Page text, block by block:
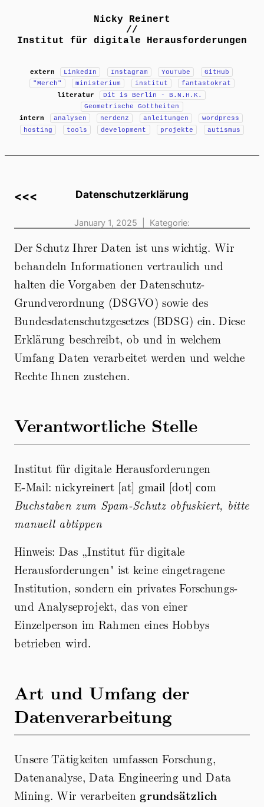
Nicky Reinert
//
Institut für digitale Herausforderungen
extern LinkedIn Instagram YouTube
GitHub
"Merch"
ministerium institut
fantastokrat
literatur
Dit is Berlin - B.N.H.K.
Geometrische Gottheiten
intern
analysen nerdenz anleitungen
wordpress
hosting
tools development projekte autismus
<<< Datenschutzerklärung
January 1, 2025 | Kategorie:
Der Schutz Ihrer Daten ist uns wichtig. Wir
behandeln Informationen vertraulich und
halten die Vorgaben der Datenschutz-
Grundverordnung (DSGVO) sowie des
Bundesdatenschutzgesetzes (BDSG) ein. Diese
Erklärung beschreibt, ob und in welchem
Umfang Daten verarbeitet werden und welche
Rechte Ihnen zustehen.
Verantwortliche Stelle
Institut für digitale Herausforderungen
E-Mail: nісkуrеіnеrt [at] gmаіl [dot] соm
Buchstaben zum Spam-Schutz obfuskiert, bitte
manuell abtippen
Hinweis: Das „Institut für digitale
Herausforderungen" ist keine eingetragene
Institution, sondern ein privates Forschungs-
und Analyseprojekt, das von einer
Einzelperson im Rahmen eines Hobbys
betrieben wird.
Art und Umfang der
Datenverarbeitung
Unsere Tätigkeiten umfassen Forschung,
Datenanalyse, Data Engineering und Data
Mining. Wir verarbeiten grundsätzlich